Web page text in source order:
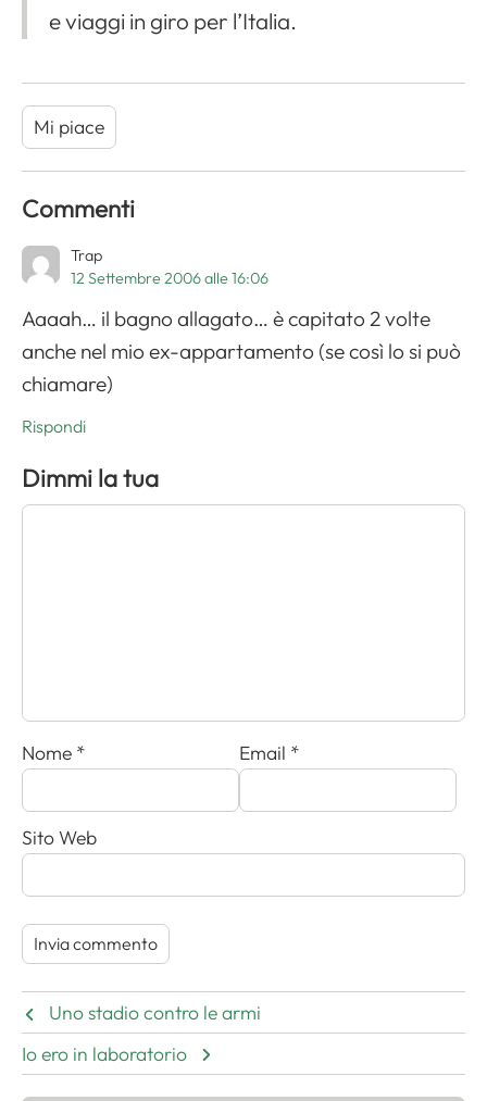
e viaggi in giro per l’Italia.
Mi piace
Commenti
Trap
12 Settembre 2006 alle 16:06
Aaaah… il bagno allagato… è capitato 2 volte
anche nel mio ex-appartamento (se così lo si può
chiamare)
Rispondi
Dimmi la tua
Nome * Email *
Sito Web
Uno stadio contro le armi
Io ero in laboratorio